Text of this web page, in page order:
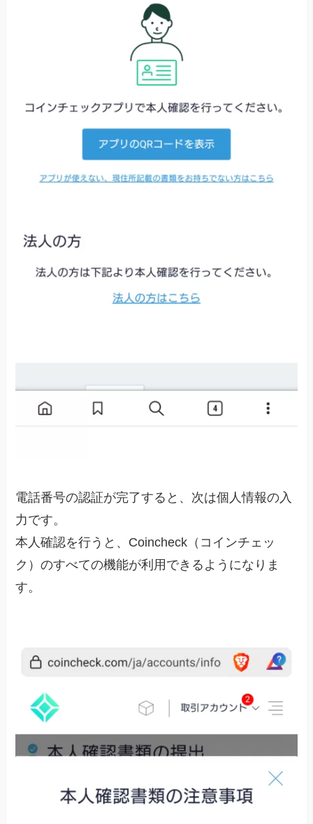
電話番号の認証が完了すると、次は個人情報の入
力です。
本人確認を行うと、Coincheck（コインチェッ
ク）のすべての機能が利用できるようになりま
す。